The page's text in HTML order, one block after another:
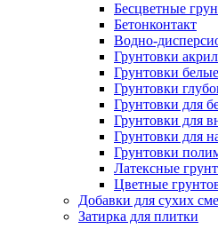
Бесцветные
Бетонконтакт
Водно-
Грунтовки
Грунтовки белые
Грунтовки
Грунтовки для
Грунтовки для
Грунтовки для
Грунтовки
Латексные
Цветные
Добавки для сухих
Затирка для плитки